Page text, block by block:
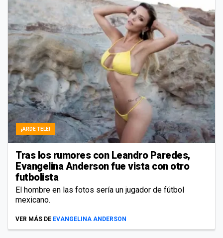
¡ARDE TELE!
Tras los rumores con Leandro Paredes,
Evangelina Anderson fue vista con otro
futbolista
El hombre en las fotos sería un jugador de fútbol
mexicano.
VER MÁS DE EVANGELINA ANDERSON